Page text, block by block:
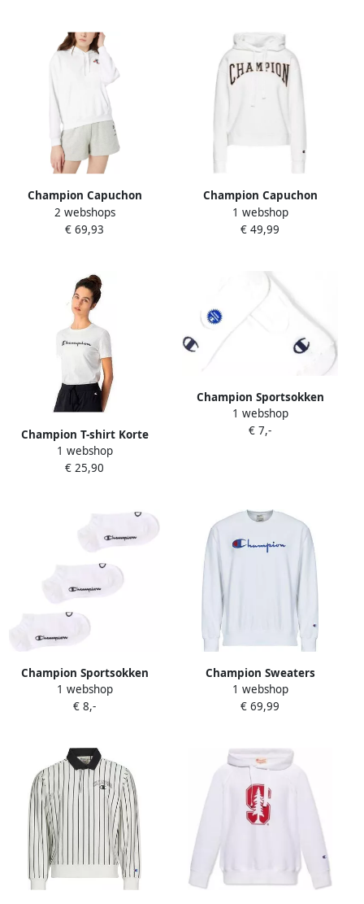
Champion Capuchon
sweaters 115038 WW001
2 webshops
€ 69,93
Champion Capuchon
sweaters Hooded
Sweatshirt
1 webshop
€ 49,99
Champion T-shirt Korte
Mouw T-shirt Logo Big
Script
1 webshop
€ 25,90
Champion Sportsokken
1 webshop
€ 7,-
Champion Sportsokken
1 webshop
€ 8,-
Champion Sweaters
CREWNECK SWEATSHIRT
1 webshop
€ 69,99